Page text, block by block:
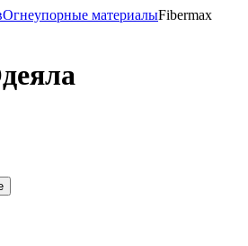
Огнеупорные материалыFibermax